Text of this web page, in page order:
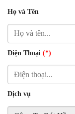
Họ và Tên
Điện Thoại (*)
Dịch vụ